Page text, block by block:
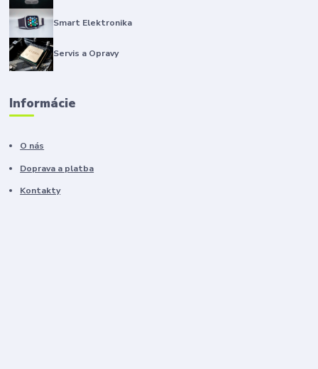
Smart Elektronika
Servis a Opravy
Informácie
O nás
Doprava a platba
Kontakty